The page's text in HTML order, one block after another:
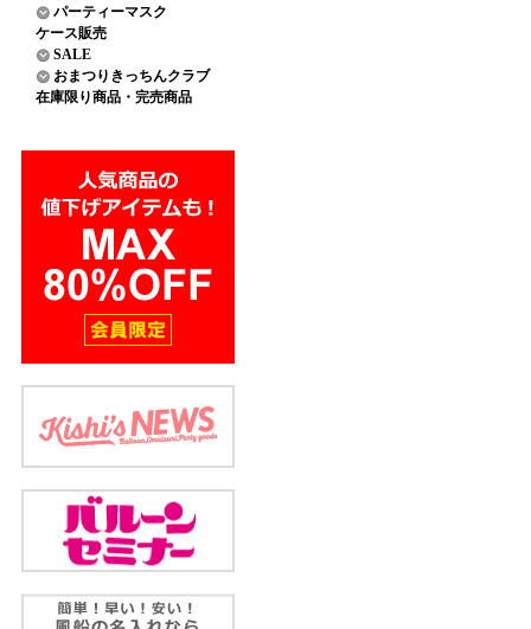
パーティーマスク
ケース販売
SALE
おまつりきっちんクラブ
在庫限り商品・完売商品